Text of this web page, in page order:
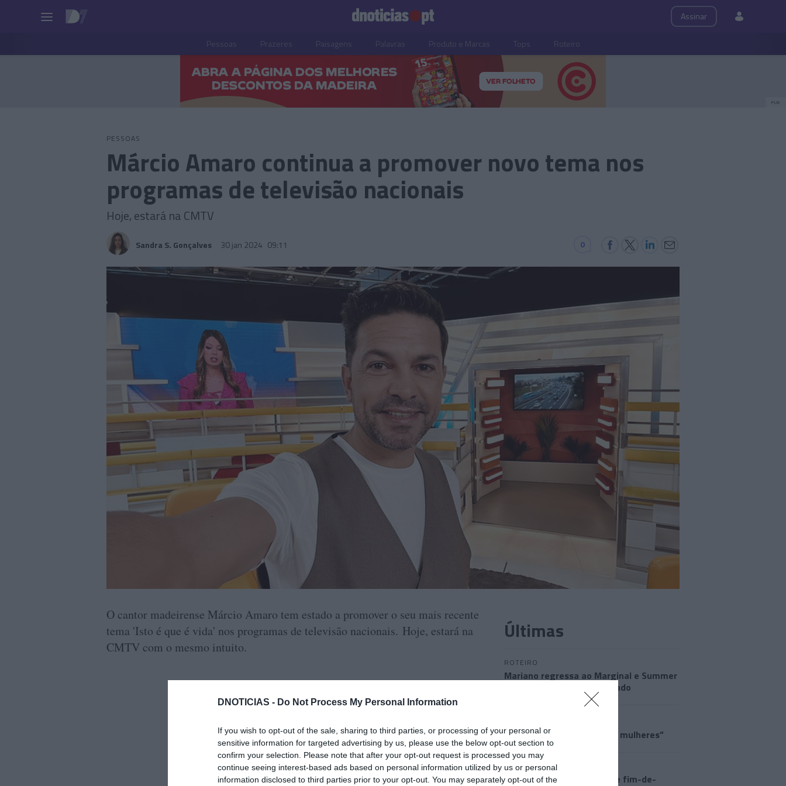
DNOTICIAS - Do Not Process My Personal Information
If you wish to opt-out of the sale, sharing to third parties, or processing of your personal or
sensitive information for targeted advertising by us, please use the below opt-out section to
confirm your selection. Please note that after your opt-out request is processed you may
continue seeing interest-based ads based on personal information utilized by us or personal
information disclosed to third parties prior to your opt-out. You may separately opt-out of the
Assinar
Pessoas Prazeres Paisagens Palavras Produto e Marcas Tops Roteiro
PUB
PESSOAS
Márcio Amaro continua a promover novo tema nos
programas de televisão nacionais
Hoje, estará na CMTV
Sandra S. Gonçalves 30 jan 2024 09:11 0
O cantor madeirense Márcio Amaro tem estado a promover o seu mais recente
tema 'Isto é que é vida' nos programas de televisão nacionais. Hoje, estará na
CMTV com o mesmo intuito.
Últimas
ROTEIRO
Mariano regressa ao Marginal e Summer
Jam anima o Jam este Sábado
“Muda o corpo de todas as mulheres”
PRODUTOS E MARCAS
Conheça a programação de fim-de-